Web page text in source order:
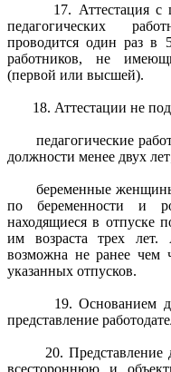
17. Аттестация с
педагогических
проводится один раз в
работников, не
(первой или высшей).
18. Аттестации не
педагогические
должности менее двух
беременные женщины;
по беременности и
находящиеся в отпуске
им возраста трех лет.
возможна не ранее чем
указанных отпусков.
19. Основанием для
представление
20. Представление
всестороннюю и